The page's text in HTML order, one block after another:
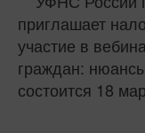
приглашает
участие в
граждан:
состоится 18